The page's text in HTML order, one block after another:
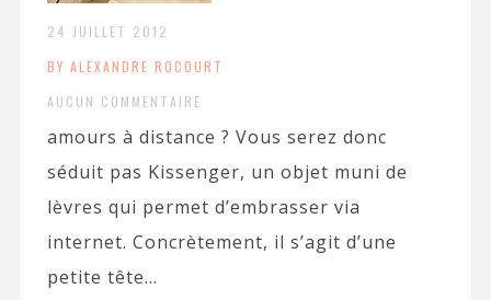
24 JUILLET 2012
BY ALEXANDRE ROCOURT
AUCUN COMMENTAIRE
amours à distance ? Vous serez donc
séduit pas Kissenger, un objet muni de
lèvres qui permet d’embrasser via
internet. Concrètement, il s’agit d’une
petite tête...